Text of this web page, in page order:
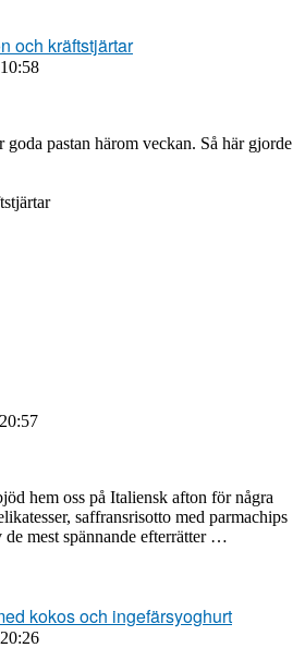
och kräftstjärtar
goda pastan härom veckan. Så här gjorde
hem oss på Italiensk afton för några
saffransrisotto med parmachips
mest spännande efterrätter …
kokos och ingefärsyoghurt